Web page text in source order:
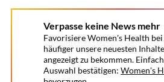
Verpasse keine News mehr
Favorisiere Women's Health
häufiger unsere neuesten
angezeigt zu bekommen.
Auswahl bestätigen: Women's